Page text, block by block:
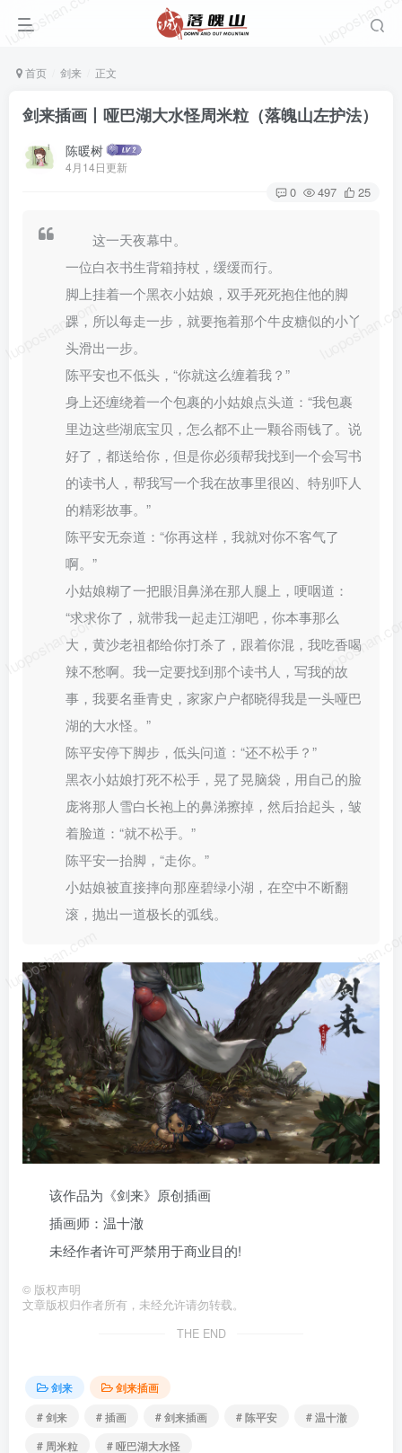
首页 剑来 正文
剑来插画丨哑巴湖大水怪周米粒（落魄山左护法）
陈暖树
4月14日更新
0 497 25
luoposhan.com
luoposhan.com
luoposhan.com
luoposhan.com
这一天夜幕中。
一位白衣书生背箱持杖，缓缓而行。
脚上挂着一个黑衣小姑娘，双手死死抱住他的脚
踝，所以每走一步，就要拖着那个牛皮糖似的小丫
头滑出一步。
陈平安也不低头，“你就这么缠着我？”
身上还缠绕着一个包裹的小姑娘点头道：“我包裹
里边这些湖底宝贝，怎么都不止一颗谷雨钱了。说
好了，都送给你，但是你必须帮我找到一个会写书
的读书人，帮我写一个我在故事里很凶、特别吓人
的精彩故事。”
陈平安无奈道：“你再这样，我就对你不客气了
啊。”
小姑娘糊了一把眼泪鼻涕在那人腿上，哽咽道：
“求求你了，就带我一起走江湖吧，你本事那么
大，黄沙老祖都给你打杀了，跟着你混，我吃香喝
辣不愁啊。我一定要找到那个读书人，写我的故
事，我要名垂青史，家家户户都晓得我是一头哑巴
湖的大水怪。”
陈平安停下脚步，低头问道：“还不松手？”
黑衣小姑娘打死不松手，晃了晃脑袋，用自己的脸
庞将那人雪白长袍上的鼻涕擦掉，然后抬起头，皱
着脸道：“就不松手。”
陈平安一抬脚，“走你。”
小姑娘被直接摔向那座碧绿小湖，在空中不断翻
滚，抛出一道极长的弧线。
该作品为《剑来》原创插画
插画师：温十澈
未经作者许可严禁用于商业目的!
© 版权声明
文章版权归作者所有，未经允许请勿转载。
THE END
剑来
剑来插画
# 剑来
# 插画 # 剑来插画 # 陈平安
# 温十澈
# 周米粒
# 哑巴湖大水怪